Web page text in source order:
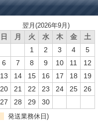
翌月(2026年9月)
日 月 火 水 木 金
土
1
2 3 4
5
6
7 8 9 10 11
12
13
14 15 16 17 18
19
20
21 22 23 24 25
26
27
28 29 30
発送業務休日)